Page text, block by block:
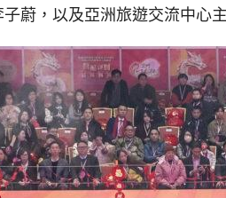
蔚，以及亞洲旅遊交流中心